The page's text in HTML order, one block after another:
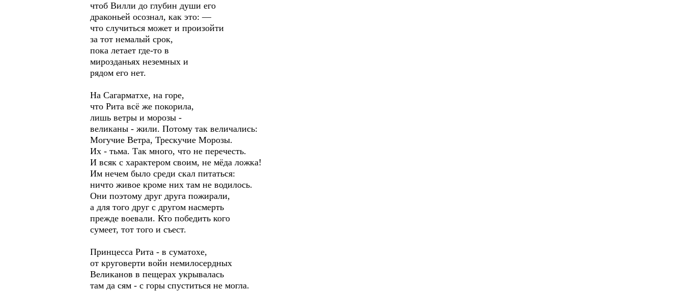
чтоб Вилли до глубин души его
драконьей осознал, как это: —
что случиться может и произойти
за тот немалый срок,
пока летает где-то в
мирозданьях неземных и
рядом его нет.
На Сагарматхе, на горе,
что Рита всё же покорила,
лишь ветры и морозы -
великаны - жили. Потому так величались:
Могучие Ветра, Трескучие Морозы.
Их - тьма. Так много, что не перечесть.
И всяк с характером своим, не мёда ложка!
Им нечем было среди скал питаться:
ничто живое кроме них там не водилось.
Они поэтому друг друга пожирали,
а для того друг с другом насмерть
прежде воевали. Кто победить кого
сумеет, тот того и съест.
Принцесса Рита - в суматохе,
от круговерти войн немилосердных
Великанов в пещерах укрывалась
там да сям - с горы спуститься не могла.